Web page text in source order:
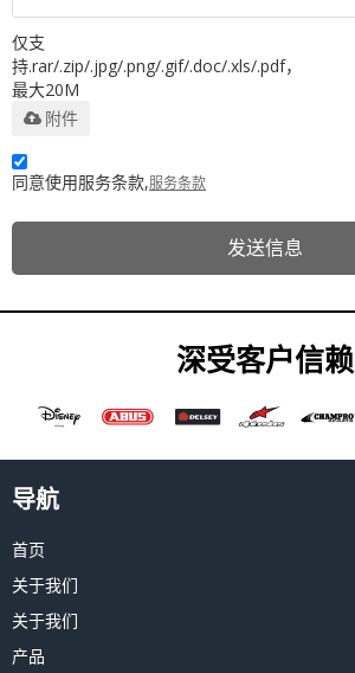
仅支
持.rar/.zip/.jpg/.png/.gif/.doc/.xls/.pdf，
最大20M
附件
同意使用服务条款,服务条款
发送信息
深受客户信赖
导航
首页
关于我们
关于我们
产品